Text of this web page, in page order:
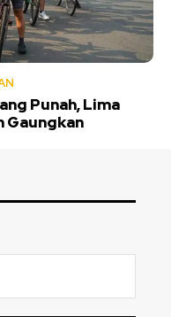
Punah, Lima
Gaungkan